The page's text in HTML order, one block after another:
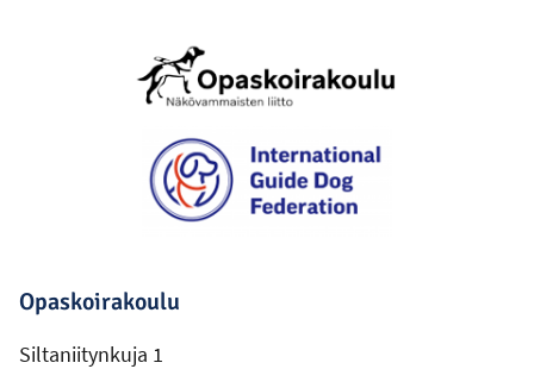
Opaskoirakoulu
Siltaniitynkuja 1